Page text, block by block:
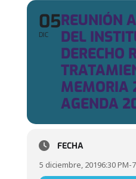
05
DIC
REUNIÓN
DEL
DERECHO
MEMORIA
AGENDA
FECHA
5 diciembre, 20196:30 PM-